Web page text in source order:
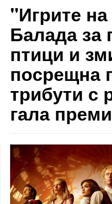
"Игрите на
Балада за
птици и
посрещна
трибути с
гала